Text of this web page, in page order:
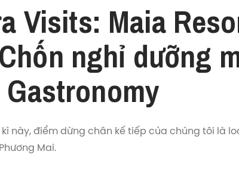
Visits: Maia
nghỉ dưỡng
này, điểm dừng chân kế tiếp của chúng tôi là
Mai.